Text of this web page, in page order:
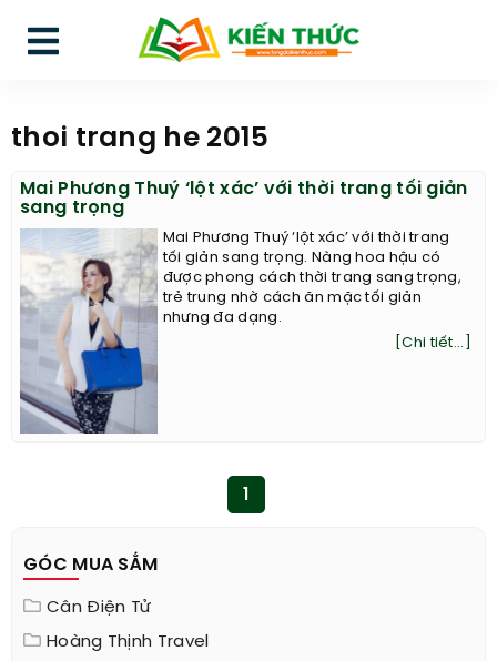
thoi trang he 2015
Mai Phương Thuý ‘lột xác’ với thời trang tối giản
sang trọng
Mai Phương Thuý ‘lột xác’ với thời trang
tối giản sang trọng. Nàng hoa hậu có
được phong cách thời trang sang trọng,
trẻ trung nhờ cách ăn mặc tối giản
nhưng đa dạng.
[Chi tiết...]
1
GÓC MUA SẮM
Cân Điện Tử
Hoàng Thịnh Travel